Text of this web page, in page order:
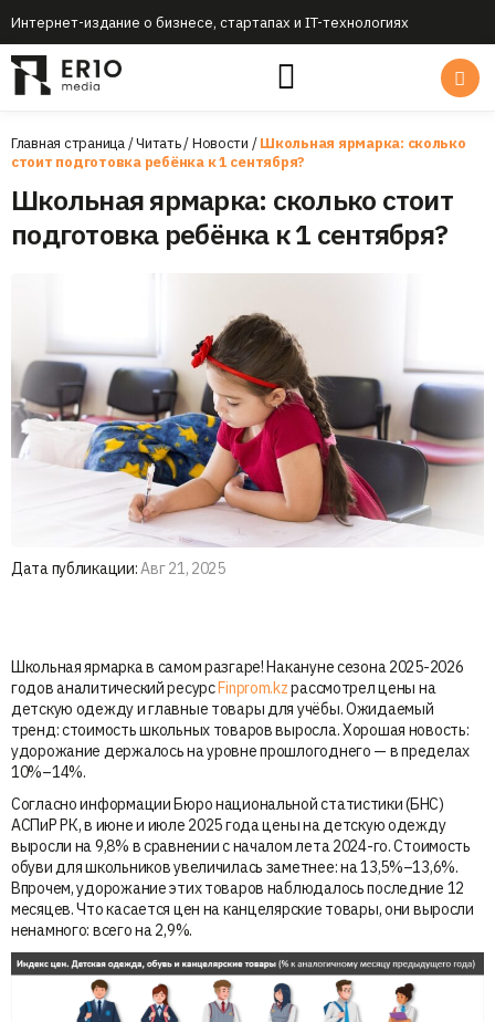
Интернет-издание о бизнесе, стартапах и IT-технологиях
Главная страница/Читать/Новости /Школьная ярмарка: сколько
стоит подготовка ребёнка к 1 сентября?
Школьная ярмарка: сколько стоит
подготовка ребёнка к 1 сентября?
Дата публикации:Авг 21, 2025
Школьная ярмарка в самом разгаре! Накануне сезона 2025-2026
годов аналитический ресурсFinprom.kzрассмотрел цены на
детскую одежду и главные товары для учёбы. Ожидаемый
тренд: стоимость школьных товаров выросла. Хорошая новость:
удорожание держалось на уровне прошлогоднего — в пределах
10%–14%.
Согласно информации Бюро национальной статистики (БНС)
АСПиР РК, в июне и июле 2025 года цены на детскую одежду
выросли на 9,8% в сравнении с началом лета 2024-го. Стоимость
обуви для школьников увеличилась заметнее: на 13,5%–13,6%.
Впрочем, удорожание этих товаров наблюдалось последние 12
месяцев. Что касается цен на канцелярские товары, они выросли
ненамного: всего на 2,9%.